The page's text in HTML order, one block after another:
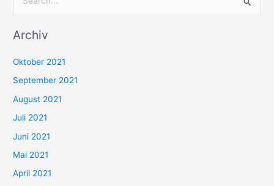
c
n
n
a
c
h
:
Archiv
Oktober 2021
September 2021
August 2021
Juli 2021
Juni 2021
Mai 2021
April 2021